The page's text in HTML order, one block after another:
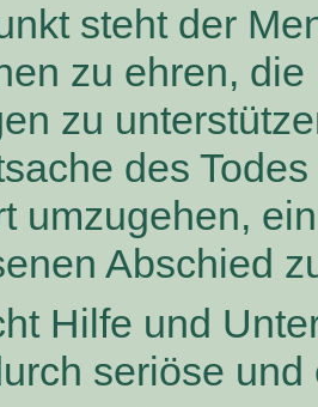
steht der
zu ehren, die
zu
des
umzugehen,
Abschied
Hilfe und
seriöse